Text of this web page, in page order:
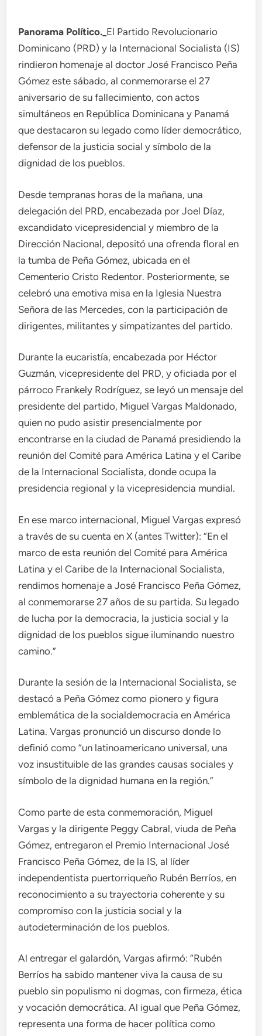
Panorama Político._­ El Partido Revolucionario
Dominicano (PRD) y la Internacional Socialista (IS)
rindieron homenaje al doctor José Francisco Peña
Gómez este sábado, al conmemorarse el 27
aniversario de su fallecimiento, con actos
simultáneos en República Dominicana y Panamá
que destacaron su legado como líder democrático,
defensor de la justicia social y símbolo de la
dignidad de los pueblos.
Desde tempranas horas de la mañana, una
delegación del PRD, encabezada por Joel Díaz,
excandidato vicepresidencial y miembro de la
Dirección Nacional, depositó una ofrenda floral en
la tumba de Peña Gómez, ubicada en el
Cementerio Cristo Redentor. Posteriormente, se
celebró una emotiva misa en la Iglesia Nuestra
Señora de las Mercedes, con la participación de
dirigentes, militantes y simpatizantes del partido.
Durante la eucaristía, encabezada por Héctor
Guzmán, vicepresidente del PRD, y oficiada por el
párroco Frankely Rodríguez, se leyó un mensaje del
presidente del partido, Miguel Vargas Maldonado,
quien no pudo asistir presencialmente por
encontrarse en la ciudad de Panamá presidiendo la
reunión del Comité para América Latina y el Caribe
de la Internacional Socialista, donde ocupa la
presidencia regional y la vicepresidencia mundial.
En ese marco internacional, Miguel Vargas expresó
a través de su cuenta en X (antes Twitter): “En el
marco de esta reunión del Comité para América
Latina y el Caribe de la Internacional Socialista,
rendimos homenaje a José Francisco Peña Gómez,
al conmemorarse 27 años de su partida. Su legado
de lucha por la democracia, la justicia social y la
dignidad de los pueblos sigue iluminando nuestro
camino.”
Durante la sesión de la Internacional Socialista, se
destacó a Peña Gómez como pionero y figura
emblemática de la socialdemocracia en América
Latina. Vargas pronunció un discurso donde lo
definió como “un latinoamericano universal, una
voz insustituible de las grandes causas sociales y
símbolo de la dignidad humana en la región.”
Como parte de esta conmemoración, Miguel
Vargas y la dirigente Peggy Cabral, viuda de Peña
Gómez, entregaron el Premio Internacional José
Francisco Peña Gómez, de la IS, al líder
independentista puertorriqueño Rubén Berríos, en
reconocimiento a su trayectoria coherente y su
compromiso con la justicia social y la
autodeterminación de los pueblos.
Al entregar el galardón, Vargas afirmó: “Rubén
Berríos ha sabido mantener viva la causa de su
pueblo sin populismo ni dogmas, con firmeza, ética
y vocación democrática. Al igual que Peña Gómez,
representa una forma de hacer política como